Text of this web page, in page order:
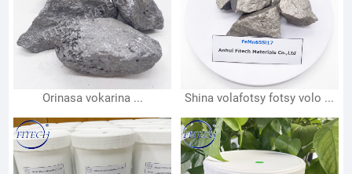
Orinasa vokarina ... Shina volafotsy fotsy volo ...